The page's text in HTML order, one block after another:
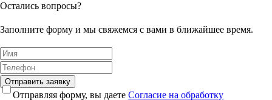
Остались вопросы?
Заполните форму и мы свяжемся с вами в ближайшее время.
Отправить заявку
Отправляя форму, вы даетеСогласие на обработку